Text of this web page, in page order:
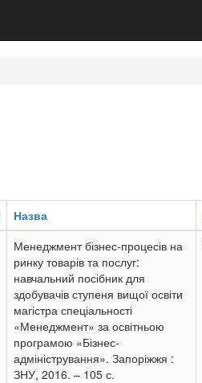
Назва
Менеджмент бізнес-процесів на
ринку товарів та послуг:
навчальний посібник для
здобувачів ступеня вищої освіти
магістра спеціальності
«Менеджмент» за освітньою
програмою «Бізнес-
адміністрування». Запоріжжя :
ЗНУ, 2016. – 105 с.